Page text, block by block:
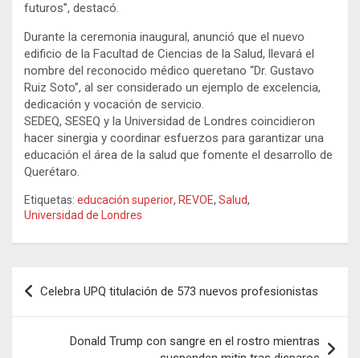
futuros”, destacó.
Durante la ceremonia inaugural, anunció que el nuevo
edificio de la Facultad de Ciencias de la Salud, llevará el
nombre del reconocido médico queretano “Dr. Gustavo
Ruiz Soto”, al ser considerado un ejemplo de excelencia,
dedicación y vocación de servicio.
SEDEQ, SESEQ y la Universidad de Londres coincidieron
hacer sinergia y coordinar esfuerzos para garantizar una
educación el área de la salud que fomente el desarrollo de
Querétaro.
Etiquetas: educación superior, REVOE, Salud,
Universidad de Londres
Navegación
de
entradas
Celebra UPQ titulación de 573 nuevos profesionistas
Donald Trump con sangre en el rostro mientras